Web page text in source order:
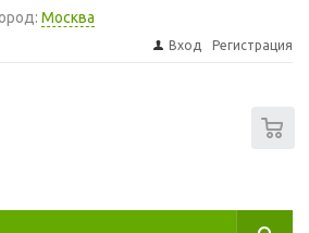
Москва
Вход Регистрация